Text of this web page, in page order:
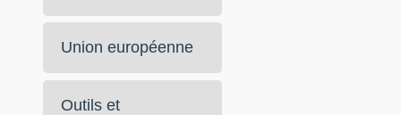
Union européenne
Outils et